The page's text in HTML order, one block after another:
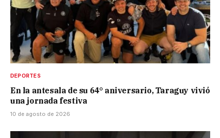
DEPORTES
En la antesala de su 64° aniversario, Taraguy vivió
una jornada festiva
10 de agosto de 2026